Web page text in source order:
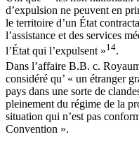
d’expulsion ne peuvent en
le territoire d’un État
l’assistance et des services
l’État qui l’expulsent »14.
Dans l’affaire B.B. c.
considéré qu’ « un étranger
pays dans une sorte de
pleinement du régime de la
situation qui n’est pas
Convention ».